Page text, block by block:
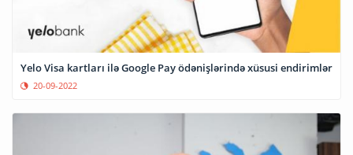
Yelo Visa kartları ilə Google Pay ödənişlərində xüsusi endirimlər
20-09-2022